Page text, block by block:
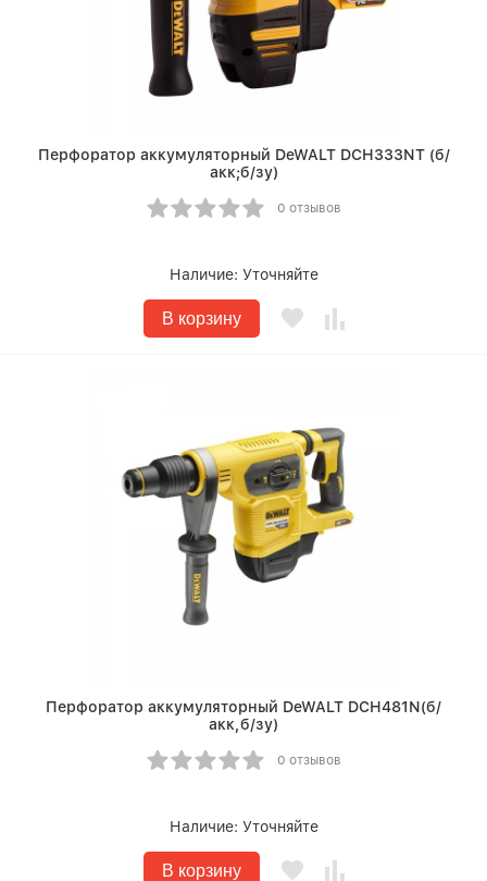
Перфоратор аккумуляторный DeWALT DCH333NT (б/
акк;б/зу)
0 отзывов
Наличие: Уточняйте
В корзину
Перфоратор аккумуляторный DeWALT DCH481N(б/
акк,б/зу)
0 отзывов
Наличие: Уточняйте
В корзину